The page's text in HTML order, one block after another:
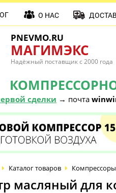
PNEVMO.RU
МАГИМЭКС
Надёжный поставщик с 2000 года
сделки → почта
О НАС
Каталог товаров Компрессоры
масляный для